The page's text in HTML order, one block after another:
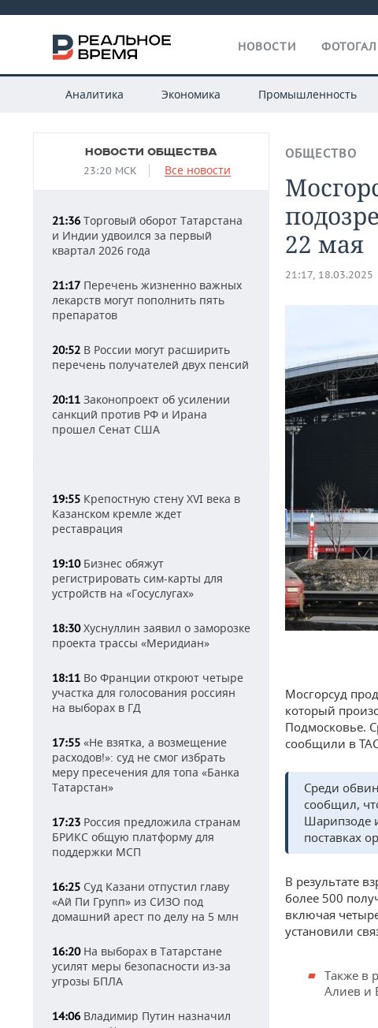
НОВОСТИ
Аналитика Экономика Промышленность
НОВОСТИ ОБЩЕСТВА
23:20 МСК Все новости
21:36 Торговый оборот Татарстана
и Индии удвоился за первый
квартал 2026 года
21:17 Перечень жизненно важных
лекарств могут пополнить пять
препаратов
20:52 В России могут расширить
перечень получателей двух пенсий
20:11 Законопроект об усилении
санкций против РФ и Ирана
прошел Сенат США
19:55 Крепостную стену XVI века в
Казанском кремле ждет
реставрация
19:10Бизнес обяжут
регистрировать сим-карты для
устройств на «Госуслугах»
18:30Хуснуллин заявил о заморозке
проекта трассы «Меридиан»
18:11 Во Франции откроют четыре
участка для голосования россиян
на выборах в ГД
17:55 «Не взятка, а возмещение
расходов!»: суд не смог избрать
меру пресечения для топа «Банка
Татарстан»
17:23 Россия предложила странам
БРИКС общую платформу для
поддержки МСП
16:25 Суд Казани отпустил главу
«Ай Пи Групп» из СИЗО под
домашний арест по делу на 5 млн
16:20На выборах в Татарстане
усилят меры безопасности из-за
угрозы БПЛА
14:06 Владимир Путин назначил
ОБЩЕСТВО
22 мая
21:17, 18.03.2025
Мосгорсуд
который
Подмосковье.
сообщили в
Среди
сообщил,
Шарипзоде
поставках
В результате
более 500
включая
установили
Также в
Алиев и